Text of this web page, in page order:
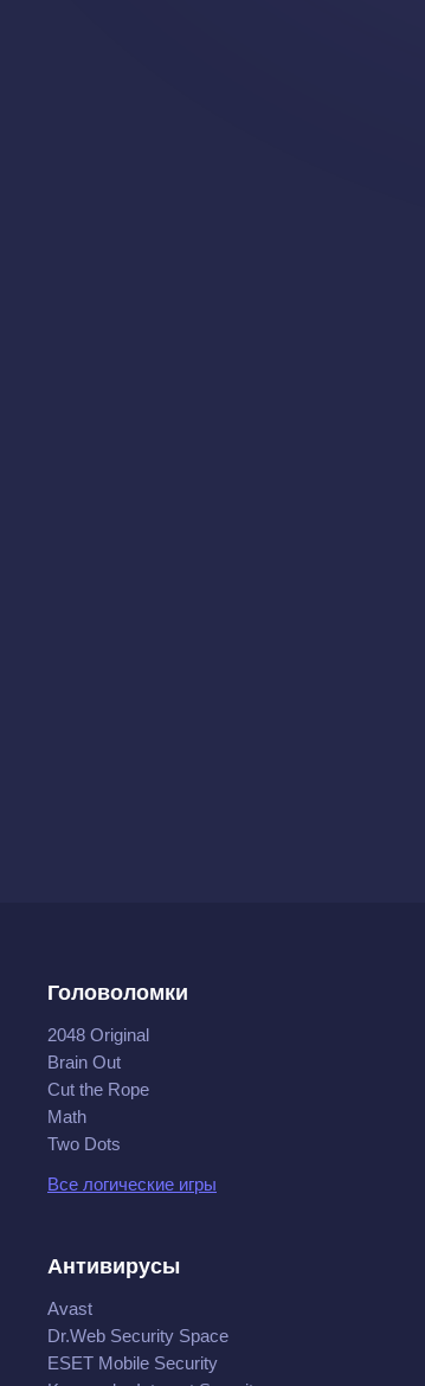
Головоломки
2048 Original
Brain Out
Cut the Rope
Math
Two Dots
Все логические игры
Антивирусы
Avast
Dr.Web Security Space
ESET Mobile Security